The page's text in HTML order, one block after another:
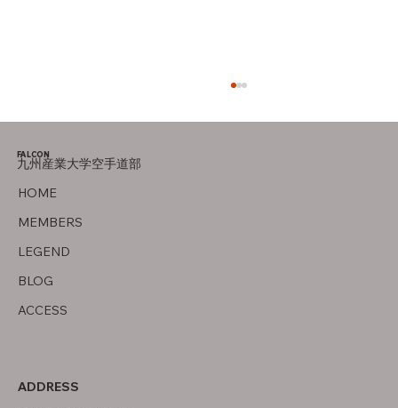
HOME
MEMBERS
LEGEND
BLOG
ACCESS
FALCON
九州産業大学空手道部
ADDRESS